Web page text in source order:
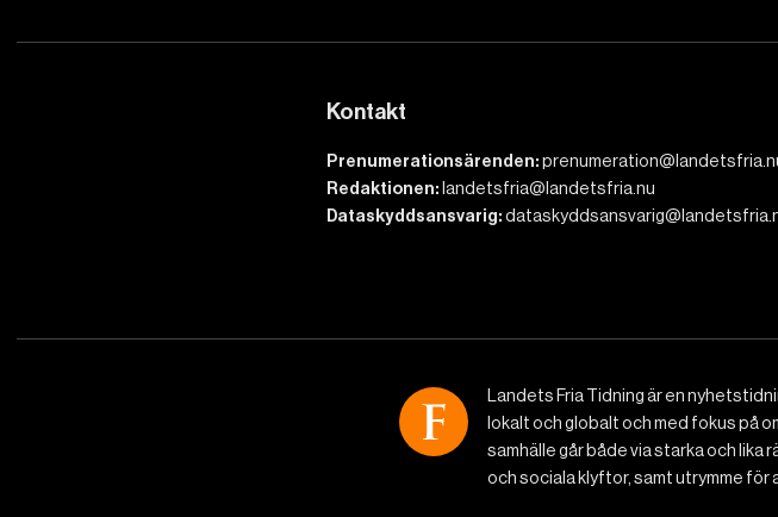
Kontakt
Prenumerationsärenden:
Redaktionen: landetsfria@landetsfria.nu
Dataskyddsansvarig:
Landets Fria Tidning är en
lokalt och globalt och med fokus på
samhälle går både via starka och lika
och sociala klyftor, samt utrymme för